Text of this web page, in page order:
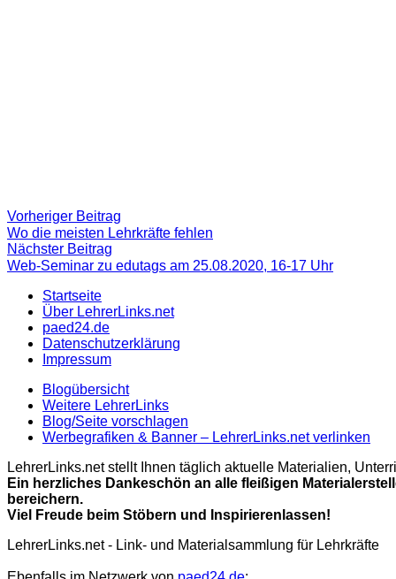
Beitragsnavigation
Vorheriger Beitrag
Beitrag:
Wo die meisten Lehrkräfte fehlen
Nächster Beitrag
Beitrag
Web-Seminar zu edutags am 25.08.2020, 16-17 Uhr
Startseite
Über LehrerLinks.net
paed24.de
Datenschutzerklärung
Impressum
Blogübersicht
Weitere LehrerLinks
Blog/Seite vorschlagen
Werbegrafiken & Banner – LehrerLinks.net verlinken
LehrerLinks.net stellt Ihnen täglich aktuelle Materialien,
Ein herzliches Dankeschön an alle fleißigen
bereichern.
Viel Freude beim Stöbern und Inspirierenlassen!
LehrerLinks.net - Link- und Materialsammlung für Lehrkräfte